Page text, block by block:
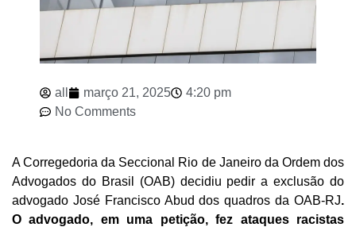
all março 21, 2025
4:20 pm
No Comments
A Corregedoria da Seccional Rio de Janeiro da Ordem dos
Advogados do Brasil (OAB) decidiu pedir a exclusão do
advogado José Francisco Abud dos quadros da OAB-RJ.
O advogado, em uma petição, fez ataques racistas